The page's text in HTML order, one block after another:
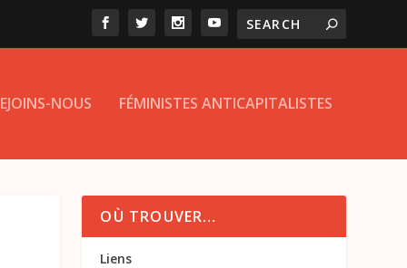
NOUS FÉMINISTES ANTICAPITALISTES
OÙ TROUVER…
Liens